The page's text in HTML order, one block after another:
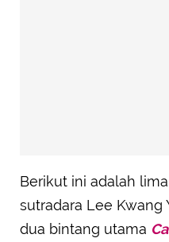
Berikut ini adalah
sutradara Lee Kwang
dua bintang utama